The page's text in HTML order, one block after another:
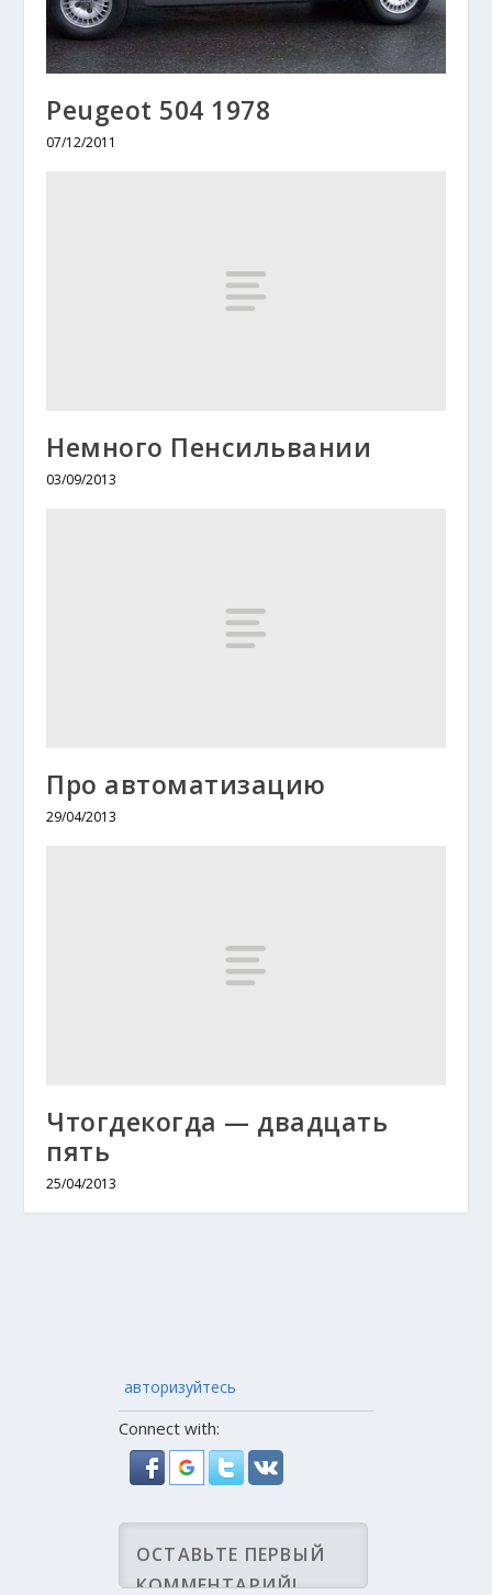
Peugeot 504 1978
07/12/2011
Немного Пенсильвании
03/09/2013
Про автоматизацию
29/04/2013
Чтогдекогда — двадцать
пять
25/04/2013
авторизуйтесь
Connect with: